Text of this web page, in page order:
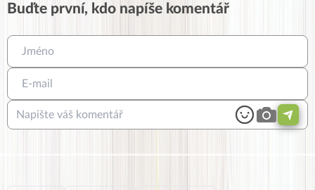
Buďte první, kdo napíše komentář